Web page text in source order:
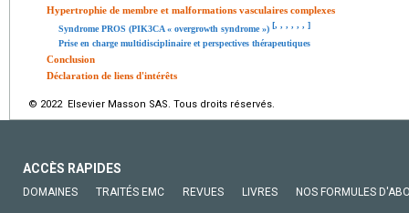
Hypertrophie de membre et malformations vasculaires complexes
Syndrome PROS (PIK3CA « overgrowth syndrome ») [, , , , , , ]
Prise en charge multidisciplinaire et perspectives thérapeutiques
Conclusion
Déclaration de liens d'intérêts
© 2022 Elsevier Masson SAS. Tous droits réservés.
ACCÈS RAPIDES
DOMAINES TRAITÉS EMC REVUES LIVRES NOS FORMULES